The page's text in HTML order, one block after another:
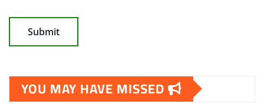
YOU MAY HAVE MISSED